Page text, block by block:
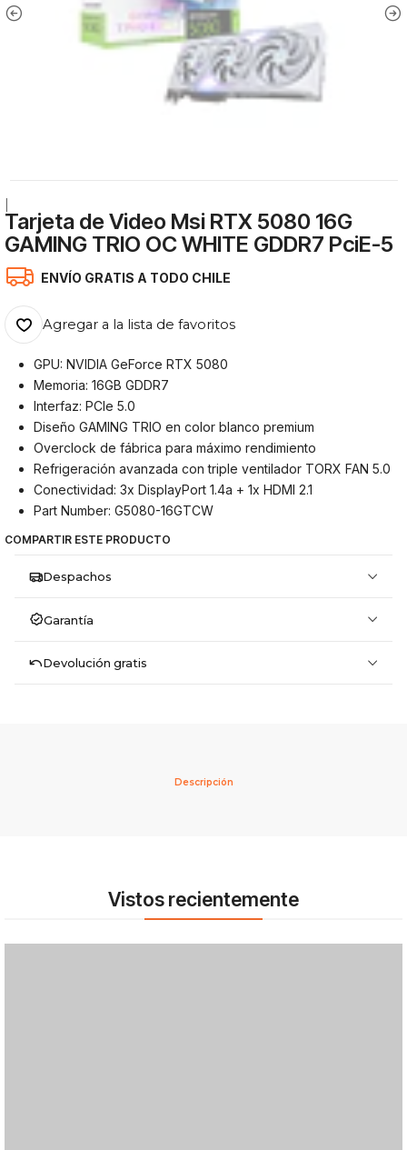
Tarjeta de Video Msi RTX 5080 16G
GAMING TRIO OC WHITE GDDR7 PciE-5
ENVÍO GRATIS A TODO CHILE
Agregar a la lista de favoritos
GPU: NVIDIA GeForce RTX 5080
Memoria: 16GB GDDR7
Interfaz: PCIe 5.0
Diseño GAMING TRIO en color blanco premium
Overclock de fábrica para máximo rendimiento
Refrigeración avanzada con triple ventilador TORX FAN 5.0
Conectividad: 3x DisplayPort 1.4a + 1x HDMI 2.1
Part Number: G5080-16GTCW
COMPARTIR ESTE PRODUCTO
Despachos
Garantía
Devolución gratis
Descripción
Vistos recientemente